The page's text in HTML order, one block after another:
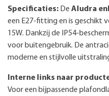
Specificaties: De Aludra
een E27-fitting en is geschikt
15W. Dankzij de IP54-
voor buitengebruik. De
moderne en stijlvolle
Interne links naar
Voor een bijpassende